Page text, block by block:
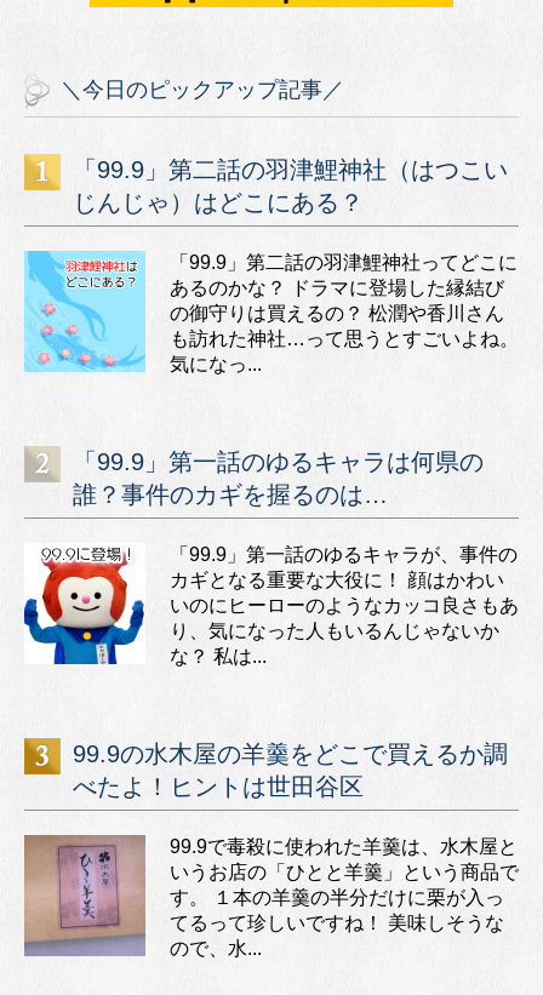
＼今日のピックアップ記事／
「99.9」第二話の羽津鯉神社（はつこい
じんじゃ）はどこにある？
「99.9」第二話の羽津鯉神社ってどこに
あるのかな？ ドラマに登場した縁結び
の御守りは買えるの？ 松潤や香川さん
も訪れた神社…って思うとすごいよね。
気になっ...
「99.9」第一話のゆるキャラは何県の
誰？事件のカギを握るのは…
「99.9」第一話のゆるキャラが、事件の
カギとなる重要な大役に！ 顔はかわい
いのにヒーローのようなカッコ良さもあ
り、気になった人もいるんじゃないか
な？ 私は...
99.9の水木屋の羊羹をどこで買えるか調
べたよ！ヒントは世田谷区
99.9で毒殺に使われた羊羹は、水木屋と
いうお店の「ひとと羊羹」という商品で
す。 １本の羊羹の半分だけに栗が入っ
てるって珍しいですね！ 美味しそうな
ので、水...